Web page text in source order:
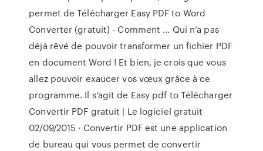
permet de Télécharger Easy PDF to Word
Converter (gratuit) - Comment ... Qui n’a pas
déjà rêvé de pouvoir transformer un fichier PDF
en document Word ! Et bien, je crois que vous
allez pouvoir exaucer vos vœux grâce à ce
programme. Il s’agit de Easy pdf to Télécharger
Convertir PDF gratuit | Le logiciel gratuit
02/09/2015 · Convertir PDF est une application
de bureau qui vous permet de convertir